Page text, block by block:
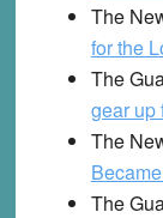
The
for the
The
gear up
The
The